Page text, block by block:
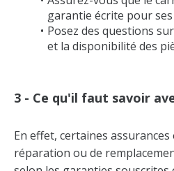
garantie écrite pour
Posez des questions
et la disponibilité des
3 - Ce qu'il faut savoir
En effet, certaines
réparation ou de